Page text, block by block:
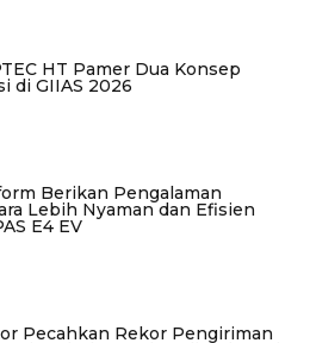
HT Pamer Dua Konsep
di GIIAS 2026
Berikan Pengalaman
Lebih Nyaman dan Efisien
E4 EV
Pecahkan Rekor Pengiriman